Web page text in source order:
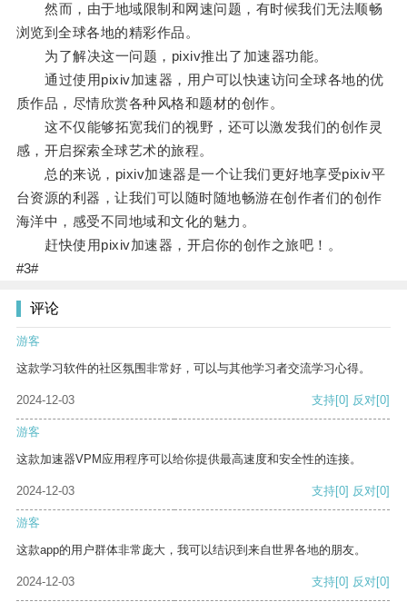
然而，由于地域限制和网速问题，有时候我们无法顺畅
浏览到全球各地的精彩作品。
为了解决这一问题，pixiv推出了加速器功能。
通过使用pixiv加速器，用户可以快速访问全球各地的优
质作品，尽情欣赏各种风格和题材的创作。
这不仅能够拓宽我们的视野，还可以激发我们的创作灵
感，开启探索全球艺术的旅程。
总的来说，pixiv加速器是一个让我们更好地享受pixiv平
台资源的利器，让我们可以随时随地畅游在创作者们的创作
海洋中，感受不同地域和文化的魅力。
赶快使用pixiv加速器，开启你的创作之旅吧！。
#3#
评论
游客
这款学习软件的社区氛围非常好，可以与其他学习者交流学习心得。
2024-12-03 支持[0] 反对[0]
游客
这款加速器VPM应用程序可以给你提供最高速度和安全性的连接。
2024-12-03 支持[0] 反对[0]
游客
这款app的用户群体非常庞大，我可以结识到来自世界各地的朋友。
2024-12-03 支持[0] 反对[0]